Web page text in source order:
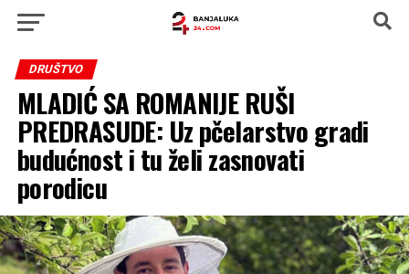
DRUŠTVO
MLADIĆ SA ROMANIJE RUŠI
PREDRASUDE: Uz pčelarstvo gradi
budućnost i tu želi zasnovati
porodicu